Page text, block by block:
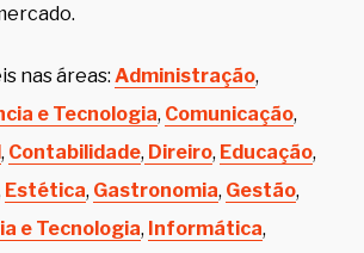
nas áreas: Administração,
e Tecnologia, Comunicação,
, Contabilidade, Direiro, Educação,
Estética, Gastronomia, Gestão,
e Tecnologia, Informática,